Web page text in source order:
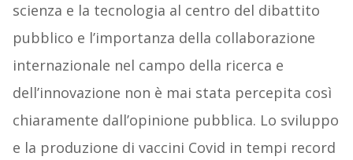
scienza e la tecnologia al centro del dibattito
pubblico e l’importanza della collaborazione
internazionale nel campo della ricerca e
dell’innovazione non è mai stata percepita così
chiaramente dall’opinione pubblica. Lo sviluppo
e la produzione di vaccini Covid in tempi record